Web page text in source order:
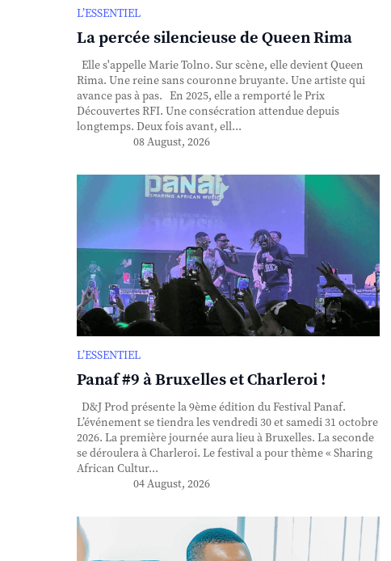
L’ESSENTIEL
La percée silencieuse de Queen Rima
Elle s'appelle Marie Tolno. Sur scène, elle devient Queen
Rima. Une reine sans couronne bruyante. Une artiste qui
avance pas à pas. En 2025, elle a remporté le Prix
Découvertes RFI. Une consécration attendue depuis
longtemps. Deux fois avant, ell...
08 August, 2026
L’ESSENTIEL
Panaf #9 à Bruxelles et Charleroi !
D&J Prod présente la 9ème édition du Festival Panaf.
L’événement se tiendra les vendredi 30 et samedi 31 octobre
2026. La première journée aura lieu à Bruxelles. La seconde
se déroulera à Charleroi. Le festival a pour thème « Sharing
African Cultur...
04 August, 2026